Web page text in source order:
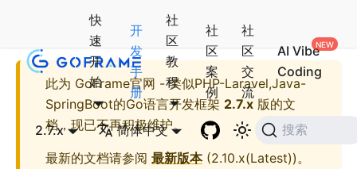
快
速
开
始
开
发
手
册
社
区
教
程
社
区
案
例
社
区
交
流
AI Vibe
Coding
2.7.x 简体中文 搜索
此为 GoFrame官网 - 类似PHP-Laravel,Java-
SpringBoot的Go语言开发框架 2.7.x 版的文
档，现已不再积极维护。
最新的文档请参阅 最新版本(2.10.x(Latest))。